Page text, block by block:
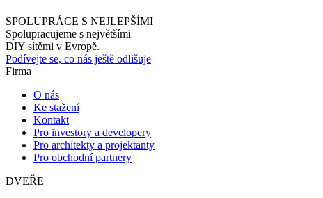
SPOLUPRÁCE S NEJLEPŠÍMI
Spolupracujeme s největšími
DIY sítěmi v Evropě.
Podívejte se, co nás ještě odlišuje
Firma
O nás
Ke stažení
Kontakt
Pro investory a developery
Pro architekty a projektanty
Pro obchodní partnery
DVEŘE